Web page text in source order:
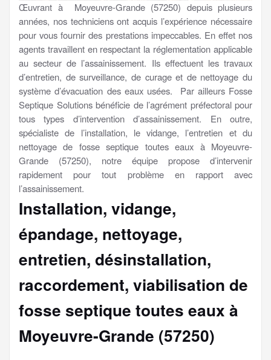
Œuvrant à Moyeuvre-Grande (57250) depuis plusieurs
années, nos techniciens ont acquis l’expérience nécessaire
pour vous fournir des prestations impeccables. En effet nos
agents travaillent en respectant la réglementation applicable
au secteur de l’assainissement. Ils effectuent les travaux
d’entretien, de surveillance, de curage et de nettoyage du
système d’évacuation des eaux usées. Par ailleurs Fosse
Septique Solutions bénéficie de l’agrément préfectoral pour
tous types d’intervention d’assainissement. En outre,
spécialiste de l’installation, le vidange, l’entretien et du
nettoyage de fosse septique toutes eaux à Moyeuvre-
Grande (57250), notre équipe propose d’intervenir
rapidement pour tout problème en rapport avec
l’assainissement.
Installation, vidange,
épandage, nettoyage,
entretien, désinstallation,
raccordement, viabilisation de
fosse septique toutes eaux à
Moyeuvre-Grande (57250)